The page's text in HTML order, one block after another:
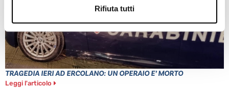
Rifiuta tutti
TRAGEDIA IERI AD ERCOLANO: UN OPERAIO E’ MORTO
Leggi l'articolo